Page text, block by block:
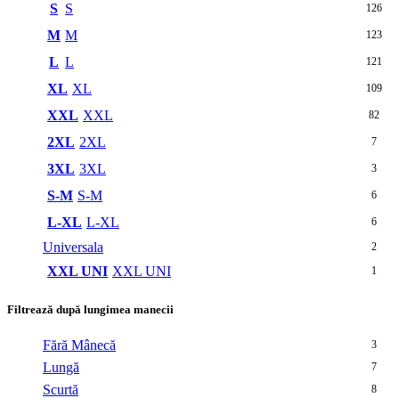
S S 126
M M 123
L L 121
XL XL 109
XXL XXL 82
2XL 2XL 7
3XL 3XL 3
S-M S-M 6
L-XL L-XL 6
Universala 2
XXL UNI XXL UNI 1
Filtrează după lungimea manecii
Fără Mânecă 3
Lungă 7
Scurtă 8